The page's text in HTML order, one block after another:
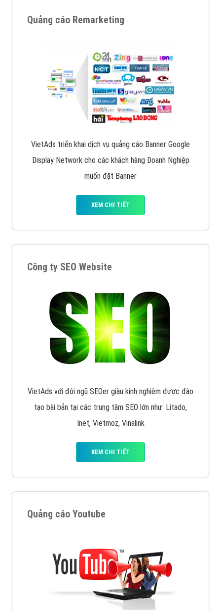
Quảng cáo Remarketing
VietAds triển khai dịch vụ quảng cáo Banner Google
Display Network cho các khách hàng Doanh Nghiệp
muốn đặt Banner
XEM CHI TIẾT
Công ty SEO Website
VietAds với đội ngũ SEOer giàu kinh nghiệm được đào
tạo bài bản tại các trung tâm SEO lớn như: Litado,
Inet, Vietmoz, Vinalink
XEM CHI TIẾT
Quảng cáo Youtube